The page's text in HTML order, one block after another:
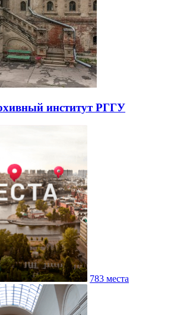
институт РГГУ
783 места